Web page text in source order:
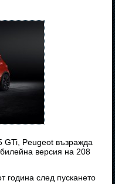
GTi, Peugeot възражда
версия на 208
година след пускането